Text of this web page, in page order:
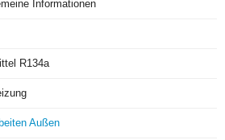
Informationen
R134a
Außen